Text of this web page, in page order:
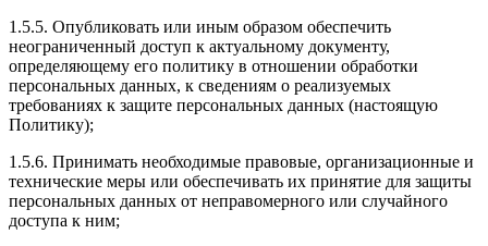
1.5.5. Опубликовать или иным образом обеспечить
неограниченный доступ к актуальному документу,
определяющему его политику в отношении обработки
персональных данных, к сведениям о реализуемых
требованиях к защите персональных данных (настоящую
Политику);
1.5.6. Принимать необходимые правовые, организационные и
технические меры или обеспечивать их принятие для защиты
персональных данных от неправомерного или случайного
доступа к ним;